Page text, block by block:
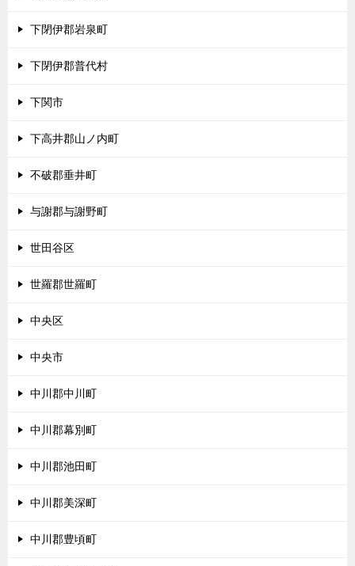
下閉伊郡岩泉町
下閉伊郡普代村
下関市
下高井郡山ノ内町
不破郡垂井町
与謝郡与謝野町
世田谷区
世羅郡世羅町
中央区
中央市
中川郡中川町
中川郡幕別町
中川郡池田町
中川郡美深町
中川郡豊頃町